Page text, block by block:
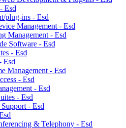
Esd
plug-ins - Esd
Management - Esd
Management - Esd
Software - Esd
- Esd
Esd
Management - Esd
- Esd
- Esd
- Esd
- Esd
& Telephony - Esd